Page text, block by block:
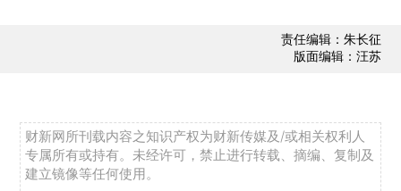
责任编辑：朱长征
版面编辑：汪苏
财新网所刊载内容之知识产权为财新传媒及/或相关权利人
专属所有或持有。未经许可，禁止进行转载、摘编、复制及
建立镜像等任何使用。